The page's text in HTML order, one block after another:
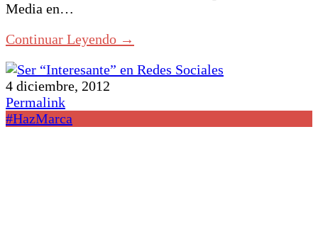
Media en…
Continuar Leyendo →
4 diciembre, 2012
Permalink
#HazMarca